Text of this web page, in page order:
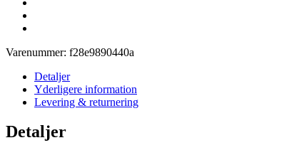
Varenummer: f28e9890440a
Detaljer
Yderligere information
Levering & returnering
Detaljer